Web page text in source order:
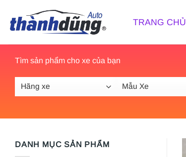
qua
nội
dung
TRANG CHỦ
Tìm sản phẩm cho xe của bạn
DANH MỤC SẢN PHẨM